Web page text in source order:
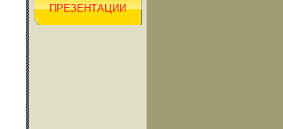
ПРЕЗЕНТАЦИИ